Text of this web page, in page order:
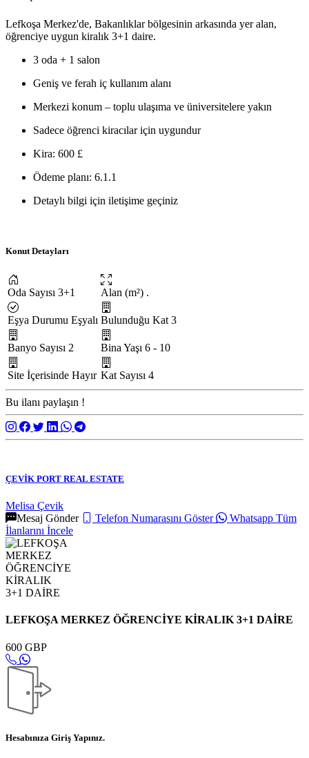
Lefkoşa Merkez'de, Bakanlıklar bölgesinin arkasında yer alan,
öğrenciye uygun kiralık 3+1 daire.
3 oda + 1 salon
Geniş ve ferah iç kullanım alanı
Merkezi konum – toplu ulaşıma ve üniversitelere yakın
Sadece öğrenci kiracılar için uygundur
Kira: 600 £
Ödeme planı: 6.1.1
Detaylı bilgi için iletişime geçiniz
Konut Detayları
Oda Sayısı 3+1 Alan (m²) .
Eşya Durumu Eşyalı Bulunduğu Kat 3
Banyo Sayısı 2 Bina Yaşı 6 - 10
Site İçerisinde Hayır Kat Sayısı 4
Bu ilanı paylaşın !
ÇEVİK PORT REAL ESTATE
Melisa Çevik
Mesaj Gönder
Telefon Numarasını Göster Whatsapp Tüm
İlanlarını İncele
LEFKOŞA MERKEZ ÖĞRENCİYE KİRALIK 3+1 DAİRE
600 GBP
Hesabınıza Giriş Yapınız.